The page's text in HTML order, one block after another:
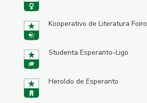
Kooperativo de Literatura Foiro
Studenta Esperanto-Ligo
Heroldo de Esperanto